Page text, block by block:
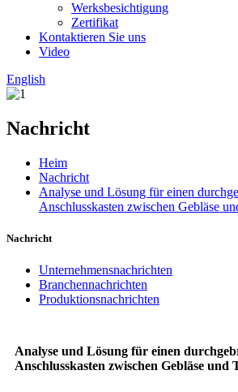
Werksbesichtigung
Zertifikat
Kontaktieren Sie uns
Video
English
Nachricht
Heim
Nachricht
Analyse und Lösung für einen
Anschlusskasten zwischen Gebläse
Nachricht
Unternehmensnachrichten
Branchennachrichten
Produktionsnachrichten
Analyse und Lösung für einen
Anschlusskasten zwischen Gebläse und